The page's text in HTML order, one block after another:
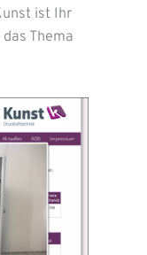
ist Ihr
Thema